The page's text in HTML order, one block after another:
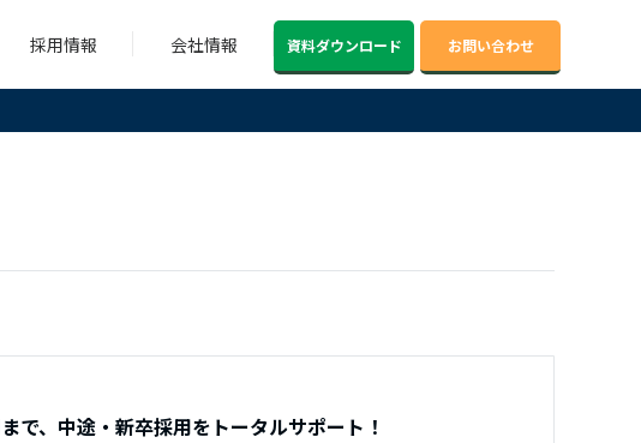
採用情報 会社情報 資料ダウンロード お問い合わせ
で、中途・新卒採用をトータルサポート！